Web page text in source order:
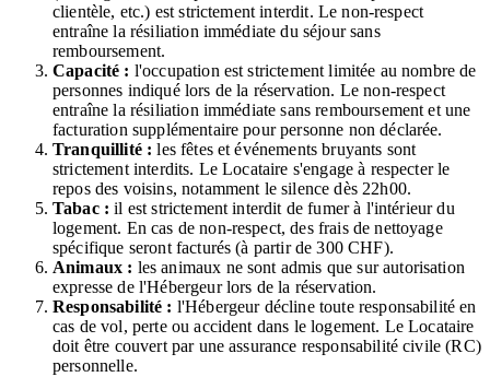
clientèle, etc.) est strictement interdit. Le non-respect
entraîne la résiliation immédiate du séjour sans
remboursement.
Capacité : l'occupation est strictement limitée au nombre de
personnes indiqué lors de la réservation. Le non-respect
entraîne la résiliation immédiate sans remboursement et une
facturation supplémentaire pour personne non déclarée.
Tranquillité : les fêtes et événements bruyants sont
strictement interdits. Le Locataire s'engage à respecter le
repos des voisins, notamment le silence dès 22h00.
Tabac : il est strictement interdit de fumer à l'intérieur du
logement. En cas de non-respect, des frais de nettoyage
spécifique seront facturés (à partir de 300 CHF).
Animaux : les animaux ne sont admis que sur autorisation
expresse de l'Hébergeur lors de la réservation.
Responsabilité : l'Hébergeur décline toute responsabilité en
cas de vol, perte ou accident dans le logement. Le Locataire
doit être couvert par une assurance responsabilité civile (RC)
personnelle.